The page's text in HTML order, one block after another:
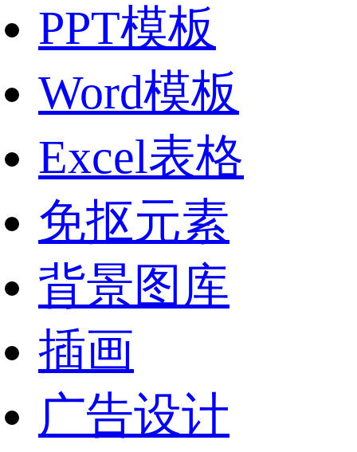
PPT模板
Word模板
Excel表格
免抠元素
背景图库
插画
广告设计